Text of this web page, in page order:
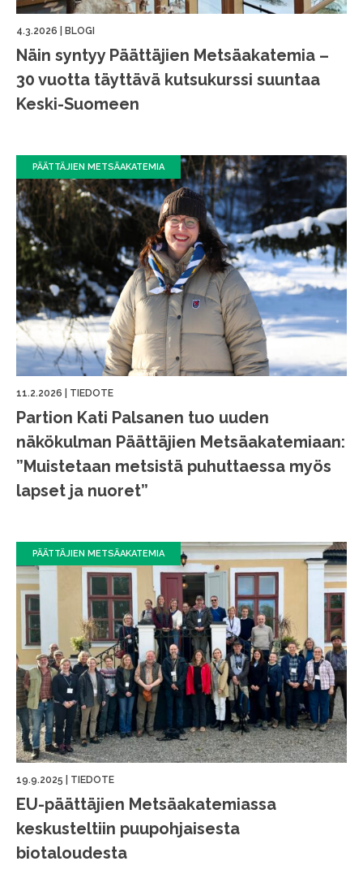
4.3.2026 BLOGI
Näin syntyy Päättäjien Metsäakatemia –
30 vuotta täyttävä kutsukurssi suuntaa
Keski-Suomeen
PÄÄTTÄJIEN METSÄAKATEMIA
11.2.2026 TIEDOTE
Partion Kati Palsanen tuo uuden
näkökulman Päättäjien Metsäakatemiaan:
”Muistetaan metsistä puhuttaessa myös
lapset ja nuoret”
PÄÄTTÄJIEN METSÄAKATEMIA
19.9.2025 TIEDOTE
EU-päättäjien Metsäakatemiassa
keskusteltiin puupohjaisesta
biotaloudesta